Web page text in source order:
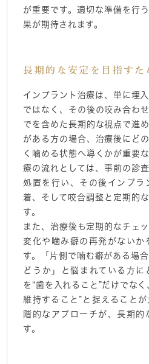
が重要です。適切な準備を行
果が期待されます。
長期的な安定を目指すた
インプラント治療は、単に埋
ではなく、その後の咬み合わ
でを含めた長期的な視点で進
がある方の場合、治療後にど
く噛める状態へ導くかが重要
療の流れとしては、事前の診
処置を行い、その後インプラ
着、そして咬合調整と定期的
す。
また、治療後も定期的なチェ
変化や噛み癖の再発がないか
す。「片側で噛む癖がある場
どうか」と悩まれている方に
を“歯を入れること”だけでな
維持すること”と捉えること
階的なアプローチが、長期的
す。